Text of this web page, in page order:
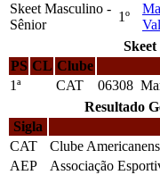
Skeet Masculino -
Sênior
1º
PS CL Clube
1ª
CAT 06308
Resultado
Sigla
CAT
Clube
AEP
Associação